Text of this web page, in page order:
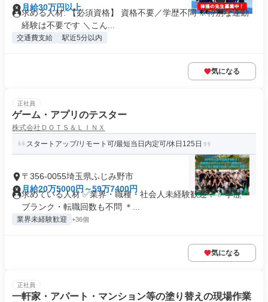
月給30万円以上
求める人材: 【必須資格】 資格不要／学歴不問 ※特別な運動
経験は不要です ＼こん...
交通費支給 駅近5分以内
気になる
正社員
ゲーム・アプリのテスター
株式会社ＤＯＴＳ＆ＬＩＮＸ
スタートアップ/リモート可/最短当日内定可/休日125日
〒356-0055埼玉県ふじみ野市
月給20万5000円～59万7400円
求めている人材 ✅業界・職種・社会人未経験歓迎！ ✅学歴・
ブランク・転職回数も不問 ＊...
業界未経験歓迎 +36個
気になる
正社員
一軒家・アパート・マンション等の塗り替えの現場作業